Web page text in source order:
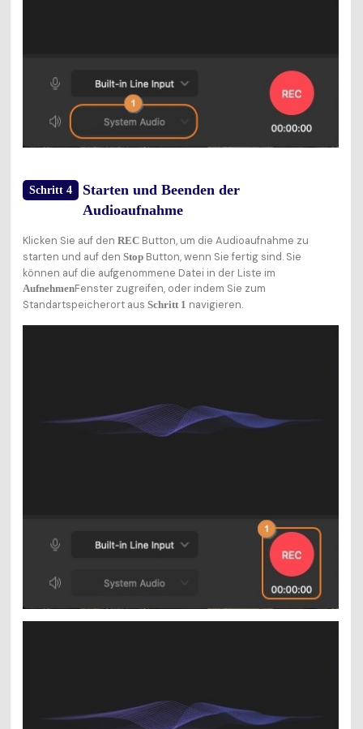
Schritt 4
Starten und Beenden der
Audioaufnahme
Klicken Sie auf den RECButton, um die Audioaufnahme zu
starten und auf den StopButton, wenn Sie fertig sind. Sie
können auf die aufgenommene Datei in der Liste im
AufnehmenFenster zugreifen, oder indem Sie zum
Standartspeicherort aus Schritt 1 navigieren.